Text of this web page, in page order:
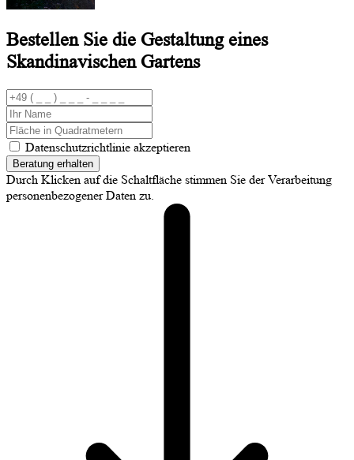
Bestellen Sie die Gestaltung eines
Skandinavischen Gartens
Datenschutzrichtlinie akzeptieren
Beratung erhalten
Durch Klicken auf die Schaltfläche stimmen Sie der Verarbeitung
personenbezogener Daten zu.